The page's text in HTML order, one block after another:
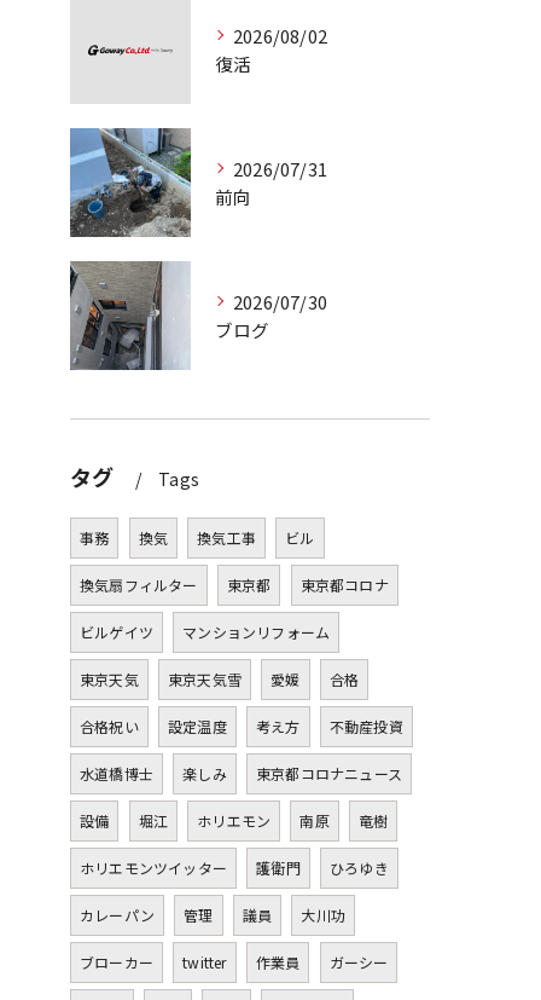
2026/08/02
復活
2026/07/31
前向
2026/07/30
ブログ
タグ Tags
事務 換気 換気工事 ビル
換気扇フィルター 東京都 東京都コロナ
ビルゲイツ マンションリフォーム
東京天気 東京天気雪 愛媛 合格
合格祝い 設定温度 考え方 不動産投資
水道橋博士 楽しみ 東京都コロナニュース
設備 堀江 ホリエモン 南原 竜樹
ホリエモンツイッター 護衛門 ひろゆき
カレーパン 管理 議員 大川功
ブローカー twitter 作業員 ガーシー